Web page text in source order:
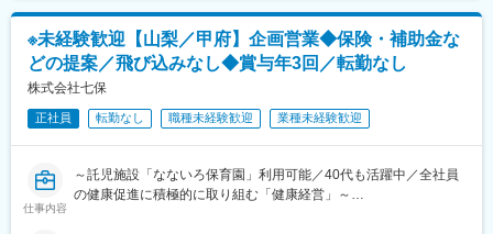
変更の範囲：会社の定める業務
す。取引の銀行は４～５０行あり、掘り起こしも行いながら能動
的に交渉の場に出ることが必要となります。そのため、財務とし
て融資前提の業務をされてきた方以上に、銀行法人営業などの経
験や自分の足でミッションを実現する行動力が活きる業務となり
ます。
■求める人物像
当社は歴史こそ長いですがベンチャーの精神を持ち、常に変革と
成長を求める企業です。同じ形や仕組みを続ければよいというこ
とではなく、常に新しい視点とアイディアを考え実行する方を歓
※未経験歓迎【山梨／甲府】企画営業◆保険・補助金な
どの提案／飛び込みなし◆賞与年3回／転勤なし
株式会社七保
正社員 転勤なし 職種未経験歓迎 業種未経験歓迎
仕事内容
～託児施設「なないろ保育園」利用可能／40代も活躍中／全社員
の健康促進に積極的に取り組む「健康経営」～